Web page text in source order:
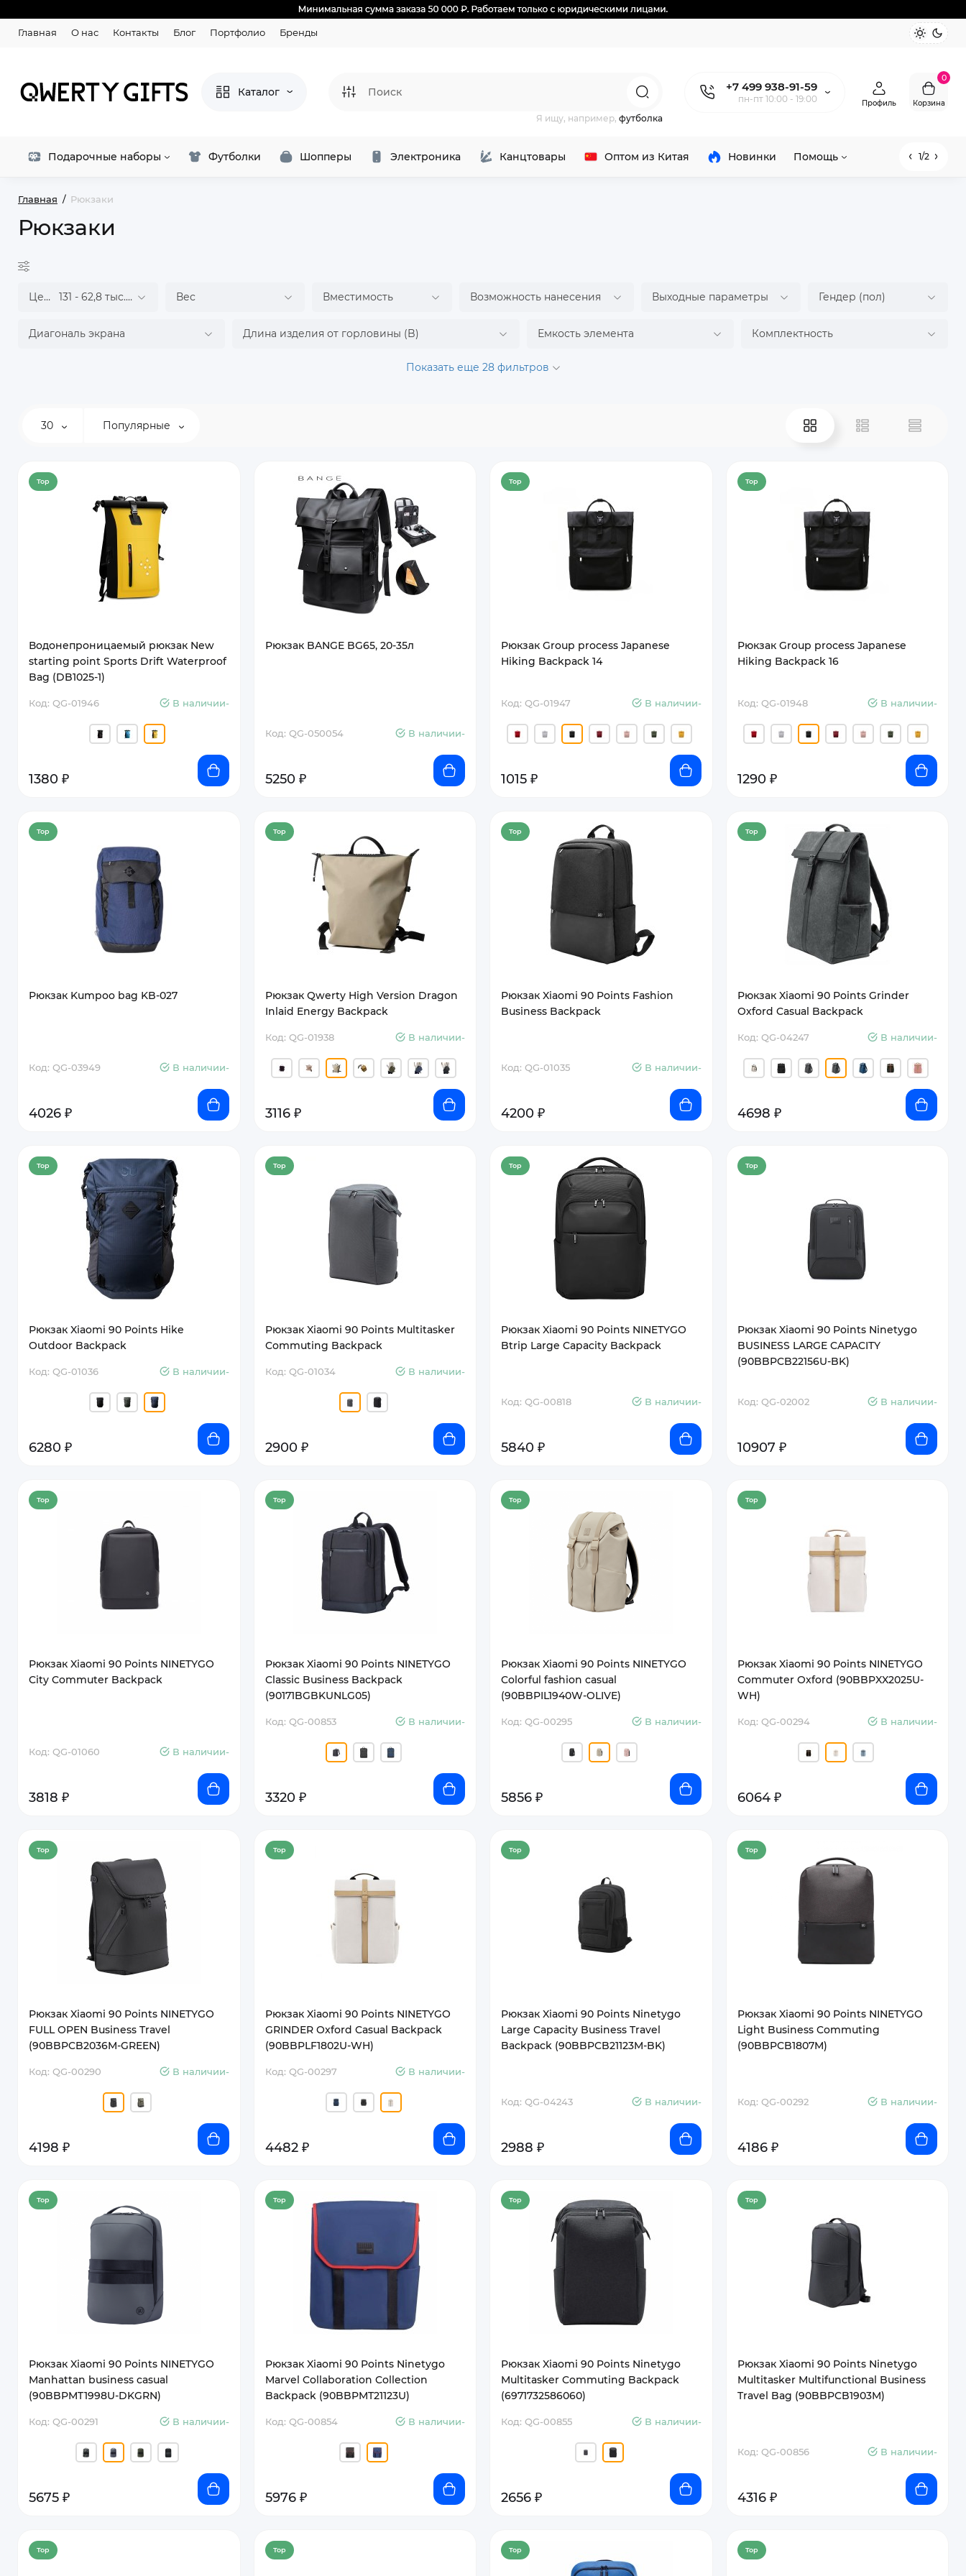
Главная О нас Контакты Блог Портфолио Бренды
Каталог +7 499 938-91-59
пн-пт 10:00 - 19:00
Я ищу, например, футболка
Профиль
0
Корзина
Подарочные наборы Футболки Шопперы Электроника Канцтовары Оптом из Китая Новинки Помощь 1/2
Главная Рюкзаки
Рюкзаки
131 - 62,8 тыс.₽
Цена Вес Вместимость Возможность нанесения Выходные параметры Гендер (пол)
Диагональ экрана Длина изделия от горловины (B) Емкость элемента Комплектность
Показать еще 28 фильтров
30 Популярные
Top
Водонепроницаемый рюкзак New
starting point Sports Drift Waterproof
Bag (DB1025-1)
Код: QG-01946 В наличии-
1380 ₽
Рюкзак BANGE BG65, 20-35л
Код: QG-050054 В наличии-
5250 ₽
Top
Рюкзак Group process Japanese
Hiking Backpack 14
Код: QG-01947 В наличии-
1015 ₽
Top
Рюкзак Group process Japanese
Hiking Backpack 16
Код: QG-01948 В наличии-
1290 ₽
Top
Рюкзак Kumpoo bag KB-027
Код: QG-03949 В наличии-
4026 ₽
Top
Рюкзак Qwerty High Version Dragon
Inlaid Energy Backpack
Код: QG-01938 В наличии-
3116 ₽
Top
Рюкзак Xiaomi 90 Points Fashion
Business Backpack
Код: QG-01035 В наличии-
4200 ₽
Top
Рюкзак Xiaomi 90 Points Grinder
Oxford Casual Backpack
Код: QG-04247 В наличии-
4698 ₽
Top
Рюкзак Xiaomi 90 Points Hike
Outdoor Backpack
Код: QG-01036 В наличии-
6280 ₽
Top
Рюкзак Xiaomi 90 Points Multitasker
Commuting Backpack
Код: QG-01034 В наличии-
2900 ₽
Top
Рюкзак Xiaomi 90 Points NINETYGO
Btrip Large Capacity Backpack
Код: QG-00818 В наличии-
5840 ₽
Top
Рюкзак Xiaomi 90 Points Ninetygo
BUSINESS LARGE CAPACITY
(90BBPCB22156U-BK)
Код: QG-02002 В наличии-
10907 ₽
Top
Рюкзак Xiaomi 90 Points NINETYGO
City Commuter Backpack
Код: QG-01060 В наличии-
3818 ₽
Top
Рюкзак Xiaomi 90 Points NINETYGO
Classic Business Backpack
(90171BGBKUNLG05)
Код: QG-00853 В наличии-
3320 ₽
Top
Рюкзак Xiaomi 90 Points NINETYGO
Colorful fashion casual
(90BBPIL1940W-OLIVE)
Код: QG-00295 В наличии-
5856 ₽
Top
Рюкзак Xiaomi 90 Points NINETYGO
Commuter Oxford (90BBPXX2025U-
WH)
Код: QG-00294 В наличии-
6064 ₽
Top
Рюкзак Xiaomi 90 Points NINETYGO
FULL OPEN Business Travel
(90BBPCB2036M-GREEN)
Код: QG-00290 В наличии-
4198 ₽
Top
Рюкзак Xiaomi 90 Points NINETYGO
GRINDER Oxford Casual Backpack
(90BBPLF1802U-WH)
Код: QG-00297 В наличии-
4482 ₽
Top
Рюкзак Xiaomi 90 Points Ninetygo
Large Capacity Business Travel
Backpack (90BBPCB21123M-BK)
Код: QG-04243 В наличии-
2988 ₽
Top
Рюкзак Xiaomi 90 Points NINETYGO
Light Business Commuting
(90BBPCB1807M)
Код: QG-00292 В наличии-
4186 ₽
Top
Рюкзак Xiaomi 90 Points NINETYGO
Manhattan business casual
(90BBPMT1998U-DKGRN)
Код: QG-00291 В наличии-
5675 ₽
Top
Рюкзак Xiaomi 90 Points Ninetygo
Marvel Collaboration Collection
Backpack (90BBPMT21123U)
Код: QG-00854 В наличии-
5976 ₽
Top
Рюкзак Xiaomi 90 Points Ninetygo
Multitasker Commuting Backpack
(6971732586060)
Код: QG-00855 В наличии-
2656 ₽
Top
Рюкзак Xiaomi 90 Points Ninetygo
Multitasker Multifunctional Business
Travel Bag (90BBPCB1903M)
Код: QG-00856 В наличии-
4316 ₽
Top Top Top Top